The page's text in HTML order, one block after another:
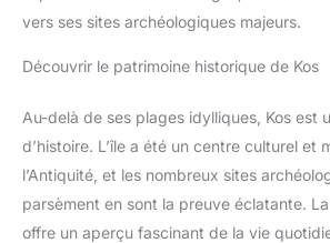
odeurs, ce qui le rend idéal pour
plage. Légère et compacte : notre
facilement dans n'importe quel sac de
comme serviette de voyage,
serviette de sport et de fitness. Ainsi,
parfaitement équipé, peu importe
plage Jokisa est fabriquée avec le
une attention particulière aux
est notre priorité
vers ses sites archéologiques majeurs.
Découvrir le patrimoine historique de Kos
Au-delà de ses plages idylliques, Kos est
d’histoire. L’île a été un centre culturel et
l’Antiquité, et les nombreux sites
parsèment en sont la preuve éclatante.
offre un aperçu fascinant de la vie